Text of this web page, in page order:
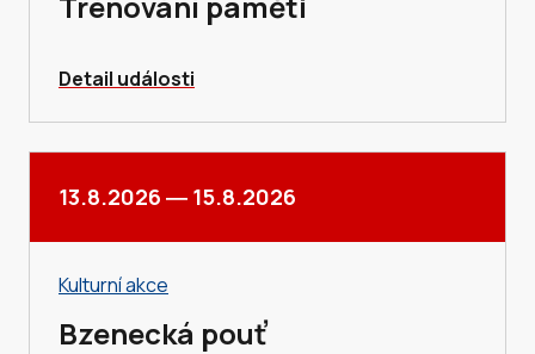
Detail události
13.8.2026 ― 15.8.2026
Kulturní akce
Bzenecká pouť